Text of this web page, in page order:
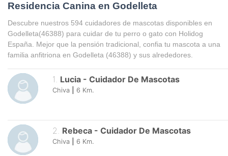
Residencia Canina en Godelleta
Descubre nuestros 594 cuidadores de mascotas disponibles en
Godelleta(46388) para cuidar de tu perro o gato con Holidog
España. Mejor que la pensión tradicional, confia tu mascota a una
familia anfitriona en Godelleta (46388) y sus alrededores.
1 Lucia - Cuidador De Mascotas
Chiva 6 Km.
2. Rebeca - Cuidador De Mascotas
Chiva 6 Km.